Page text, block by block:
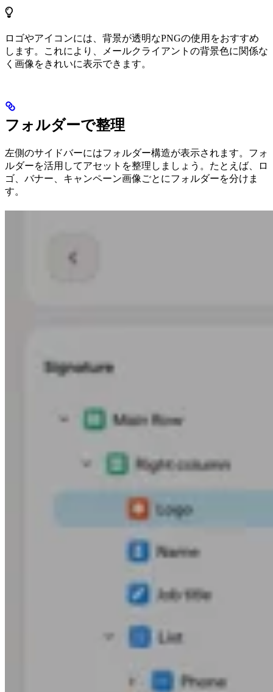
ロゴやアイコンには、背景が透明なPNGの使用をおすすめ
します。これにより、メールクライアントの背景色に関係な
く画像をきれいに表示できます。
フォルダーで整理
左側のサイドバーにはフォルダー構造が表示されます。フォ
ルダーを活用してアセットを整理しましょう。たとえば、ロ
ゴ、バナー、キャンペーン画像ごとにフォルダーを分けま
す。